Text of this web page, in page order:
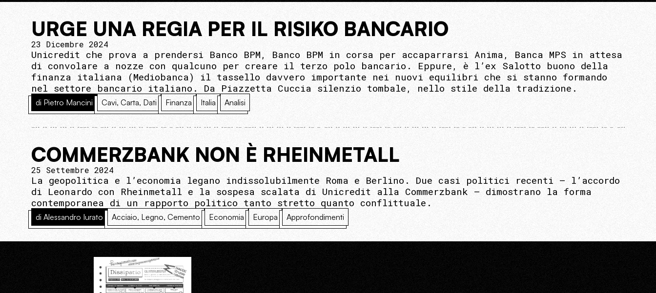
URGE UNA REGIA PER IL RISIKO BANCARIO
23 Dicembre 2024
Unicredit che prova a prendersi Banco BPM, Banco BPM in corsa per accaparrarsi Anima, Banca MPS in attesa
di convolare a nozze con qualcuno per creare il terzo polo bancario. Eppure, è l’ex Salotto buono della
finanza italiana (Mediobanca) il tassello davvero importante nei nuovi equilibri che si stanno formando
nel settore bancario italiano. Da Piazzetta Cuccia silenzio tombale, nello stile della tradizione.
di Pietro Mancini Cavi, Carta, Dati Finanza Italia Analisi
COMMERZBANK NON È RHEINMETALL
25 Settembre 2024
La geopolitica e l’economia legano indissolubilmente Roma e Berlino. Due casi politici recenti – l’accordo
di Leonardo con Rheinmetall e la sospesa scalata di Unicredit alla Commerzbank – dimostrano la forma
contemporanea di un rapporto politico tanto stretto quanto conflittuale.
di Alessandro Iurato Acciaio, Legno, Cemento Economia Europa Approfondimenti